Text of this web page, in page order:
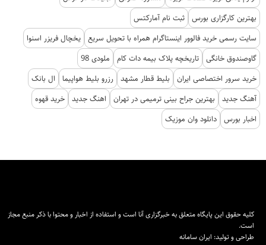
بهترین کارگزاری بورس ثبت نام آمارکتس
سایت رسمی خرید فالوور اینستاگرام همراه با تحویل سریع یخچال فریزر اسنوا
گاوصندوق خانگی تاریخچه پلاک بیمه دات کام
ملودی 98
خرید سرور اختصاصی ایران
بلیط قطار مشهد رزرو بلیط هواپیما
ال بانک
آهنگ جدید
بهترین جراح بینی ترمیمی در تهران اهنگ جدید خرید قهوه
اخبار بورس دانلود وان موزیک
کلیه حقوق این پایگاه متعلق به خبرگزاری آنا است و استفاده از اخبار و محتوا با ذکر منبع مجاز
است.
طراحی و تولید: ایران سامانه